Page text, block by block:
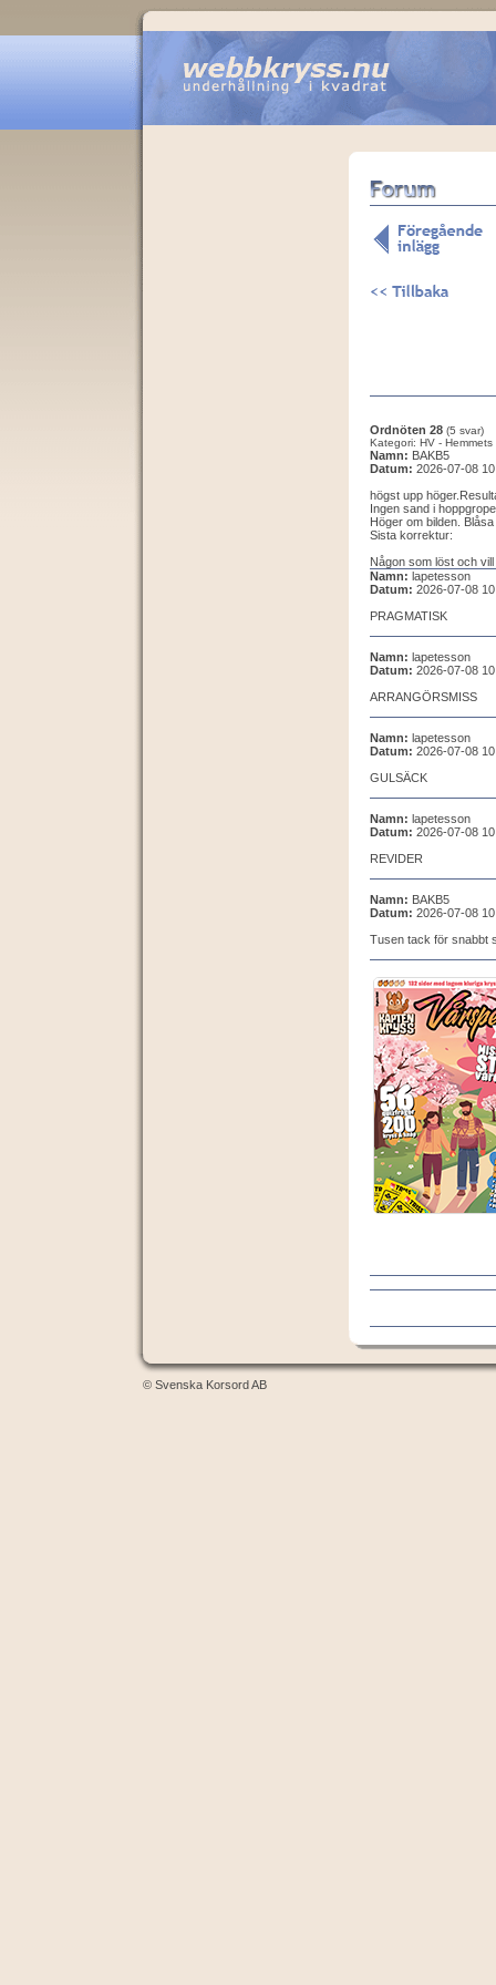
Ordnöten 28 (5 svar)
Kategori: HV - Hemmets
Namn: BAKB5
Datum: 2026-07-08
högst upp
Ingen sand i
Höger om bilden.
Sista korrektur:
Någon som löst och vill
Namn: lapetesson
Datum: 2026-07-08
PRAGMATISK
Namn: lapetesson
Datum: 2026-07-08
ARRANGÖRSMISS
Namn: lapetesson
Datum: 2026-07-08
GULSÄCK
Namn: lapetesson
Datum: 2026-07-08
REVIDER
Namn: BAKB5
Datum: 2026-07-08
Tusen tack för snabbt
© Svenska Korsord AB